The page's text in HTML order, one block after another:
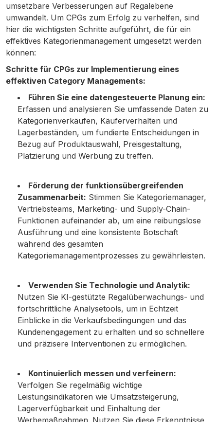
umsetzbare Verbesserungen auf Regalebene
umwandelt. Um CPGs zum Erfolg zu verhelfen, sind
hier die wichtigsten Schritte aufgeführt, die für ein
effektives Kategorienmanagement umgesetzt werden
können:
Schritte für CPGs zur Implementierung eines
effektiven Category Managements:
Führen Sie eine datengesteuerte Planung ein:
Erfassen und analysieren Sie umfassende Daten zu
Kategorienverkäufen, Käuferverhalten und
Lagerbeständen, um fundierte Entscheidungen in
Bezug auf Produktauswahl, Preisgestaltung,
Platzierung und Werbung zu treffen.
Förderung der funktionsübergreifenden
Zusammenarbeit: Stimmen Sie Kategoriemanager,
Vertriebsteams, Marketing- und Supply-Chain-
Funktionen aufeinander ab, um eine reibungslose
Ausführung und eine konsistente Botschaft
während des gesamten
Kategoriemanagementprozesses zu gewährleisten.
Verwenden Sie Technologie und Analytik:
Nutzen Sie KI-gestützte Regalüberwachungs- und
fortschrittliche Analysetools, um in Echtzeit
Einblicke in die Verkaufsbedingungen und das
Kundenengagement zu erhalten und so schnellere
und präzisere Interventionen zu ermöglichen.
Kontinuierlich messen und verfeinern:
Verfolgen Sie regelmäßig wichtige
Leistungsindikatoren wie Umsatzsteigerung,
Lagerverfügbarkeit und Einhaltung der
Werbemaßnahmen. Nutzen Sie diese Erkenntnisse,